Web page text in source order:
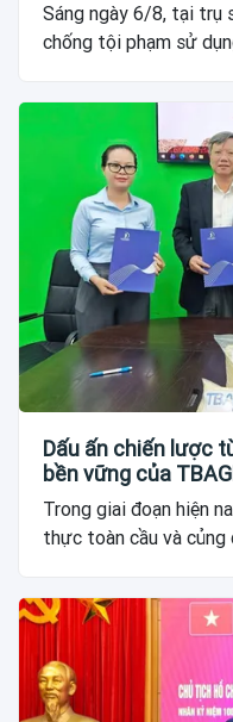
Sáng ngày 6/8, tại trụ
chống tội phạm sử
Dấu ấn chiến lược
bền vững của
Trong giai đoạn hiện
thực toàn cầu và củng